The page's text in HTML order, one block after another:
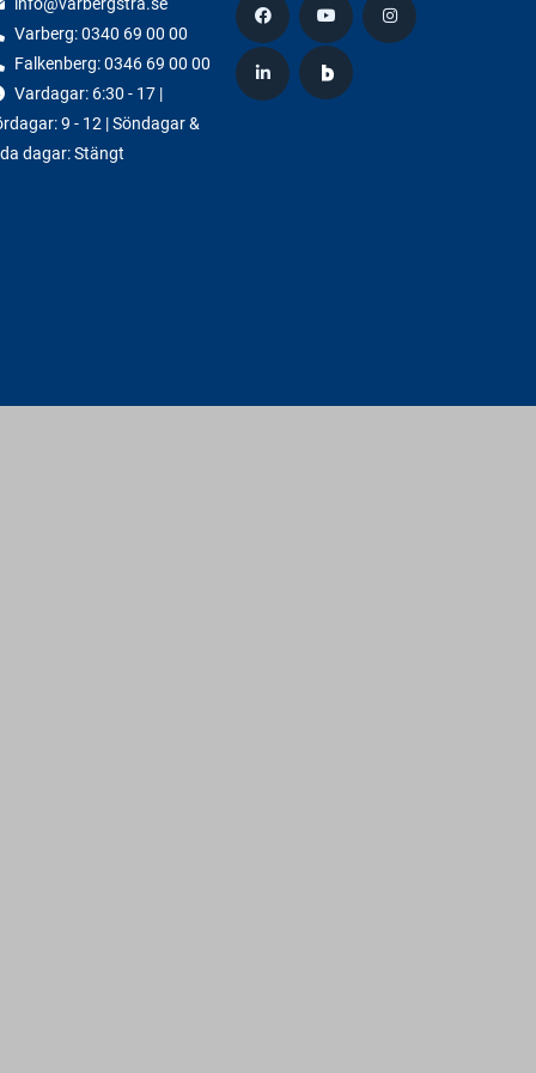
info@varbergstra.se
Varberg:0340 69 00 00
Falkenberg:0346 69 00 00
Vardagar: 6:30 - 17 |
9 - 12 | Söndagar &
dagar: Stängt